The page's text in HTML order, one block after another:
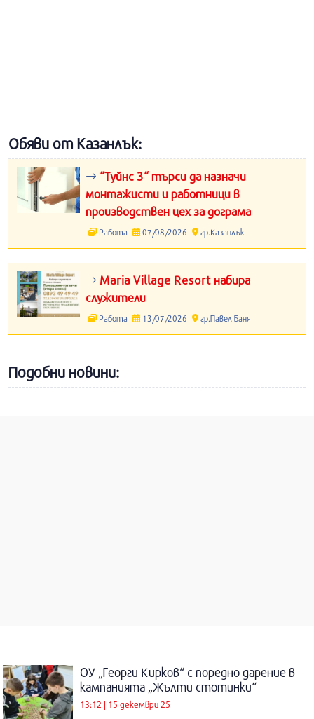
Обяви от Казанлък:
“Туйнс 3“ търси да назначи
монтажисти и работници в
производствен цех за дограма
Работа 07/08/2026 гр.Казанлък
Maria Village Resort набира
служители
Работа 13/07/2026 гр.Павел Баня
Подобни новини:
ОУ „Георги Кирков“ с поредно дарение в
кампанията „Жълти стотинки“
13:12 | 15 декември 25